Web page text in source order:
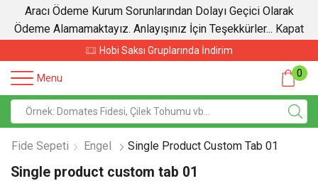
Aracı Ödeme Kurum Sorunlarından Dolayı Geçici Olarak
Ödeme Alamamaktayız. Anlayışınız İçin Teşekkürler... Kapat
Sebze Fidelerinde İndirim
Menu 0
Fide Sepeti Engel Single Product Custom Tab 01
Single product custom tab 01